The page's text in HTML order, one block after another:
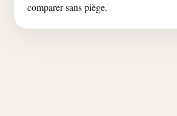
comparer sans piège.